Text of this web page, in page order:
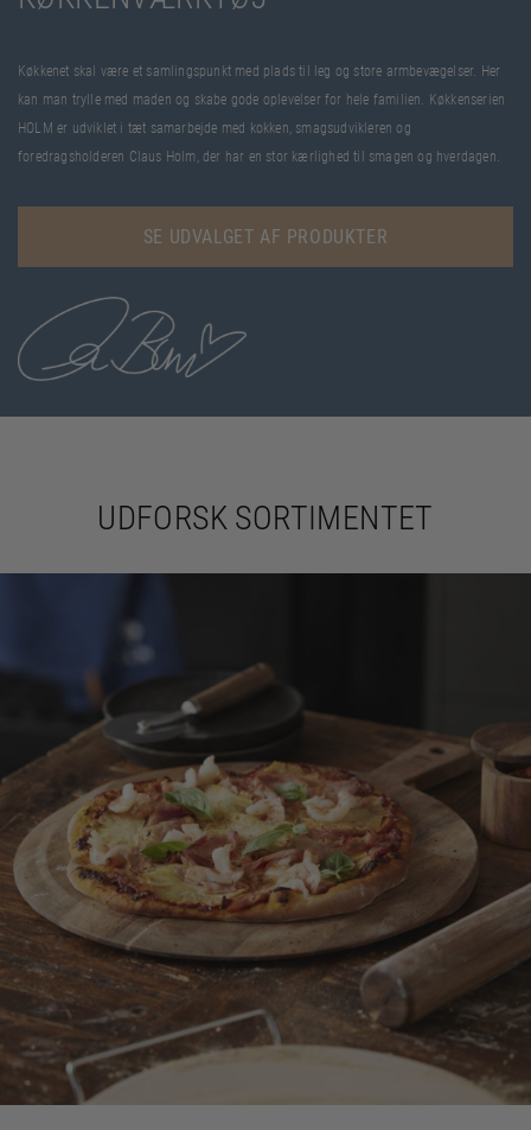
Køkkenet skal være et samlingspunkt med plads til leg og store armbevægelser. Her
kan man trylle med maden og skabe gode oplevelser for hele familien. Køkkenserien
HOLM er udviklet i tæt samarbejde med kokken, smagsudvikleren og
foredragsholderen Claus Holm, der har en stor kærlighed til smagen og hverdagen.
SE UDVALGET AF PRODUKTER
UDFORSK SORTIMENTET